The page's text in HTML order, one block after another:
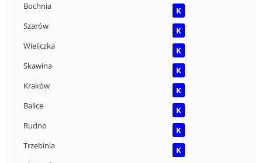
Bochnia
K
Szarów
K
Wieliczka
K
Skawina
K
Kraków
K
Balice
K
Rudno
K
Trzebinia
K